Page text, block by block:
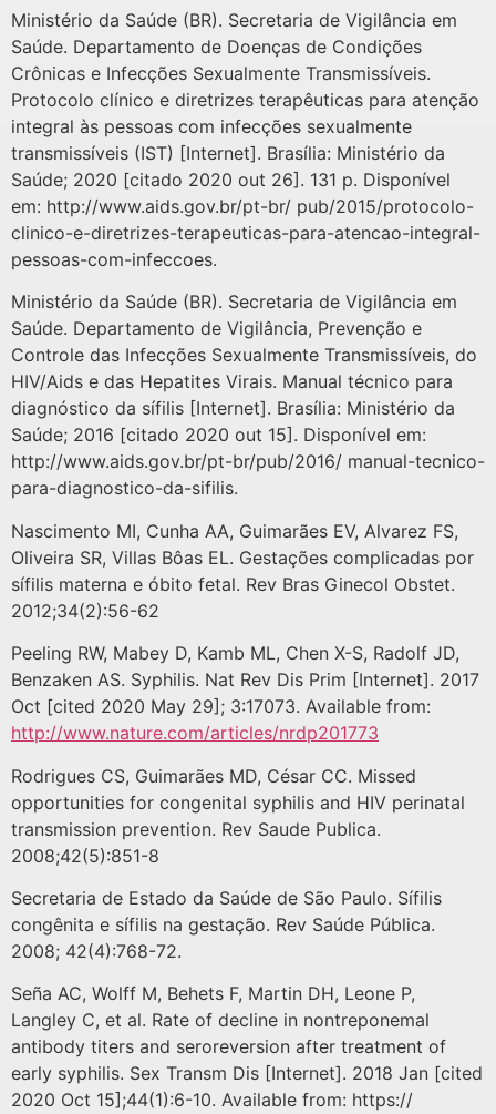
Ministério da Saúde (BR). Secretaria de Vigilância em
Saúde. Departamento de Doenças de Condições
Crônicas e Infecções Sexualmente Transmissíveis.
Protocolo clínico e diretrizes terapêuticas para atenção
integral às pessoas com infecções sexualmente
transmissíveis (IST) [Internet]. Brasília: Ministério da
Saúde; 2020 [citado 2020 out 26]. 131 p. Disponível
em: http://www.aids.gov.br/pt-br/ pub/2015/protocolo-
clinico-e-diretrizes-terapeuticas-para-atencao-integral-
pessoas-com-infeccoes.
Ministério da Saúde (BR). Secretaria de Vigilância em
Saúde. Departamento de Vigilância, Prevenção e
Controle das Infecções Sexualmente Transmissíveis, do
HIV/Aids e das Hepatites Virais. Manual técnico para
diagnóstico da sífilis [Internet]. Brasília: Ministério da
Saúde; 2016 [citado 2020 out 15]. Disponível em:
http://www.aids.gov.br/pt-br/pub/2016/ manual-tecnico-
para-diagnostico-da-sifilis.
Nascimento MI, Cunha AA, Guimarães EV, Alvarez FS,
Oliveira SR, Villas Bôas EL. Gestações complicadas por
sífilis materna e óbito fetal. Rev Bras Ginecol Obstet.
2012;34(2):56-62
Peeling RW, Mabey D, Kamb ML, Chen X-S, Radolf JD,
Benzaken AS. Syphilis. Nat Rev Dis Prim [Internet]. 2017
Oct [cited 2020 May 29]; 3:17073. Available from:
http://www.nature.com/articles/nrdp201773
Rodrigues CS, Guimarães MD, César CC. Missed
opportunities for congenital syphilis and HIV perinatal
transmission prevention. Rev Saude Publica.
2008;42(5):851-8
Secretaria de Estado da Saúde de São Paulo. Sífilis
congênita e sífilis na gestação. Rev Saúde Pública.
2008; 42(4):768-72.
Seña AC, Wolff M, Behets F, Martin DH, Leone P,
Langley C, et al. Rate of decline in nontreponemal
antibody titers and seroreversion after treatment of
early syphilis. Sex Transm Dis [Internet]. 2018 Jan [cited
2020 Oct 15];44(1):6-10. Available from: https://